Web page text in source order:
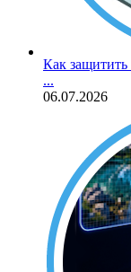
Как
...
06.07.2026